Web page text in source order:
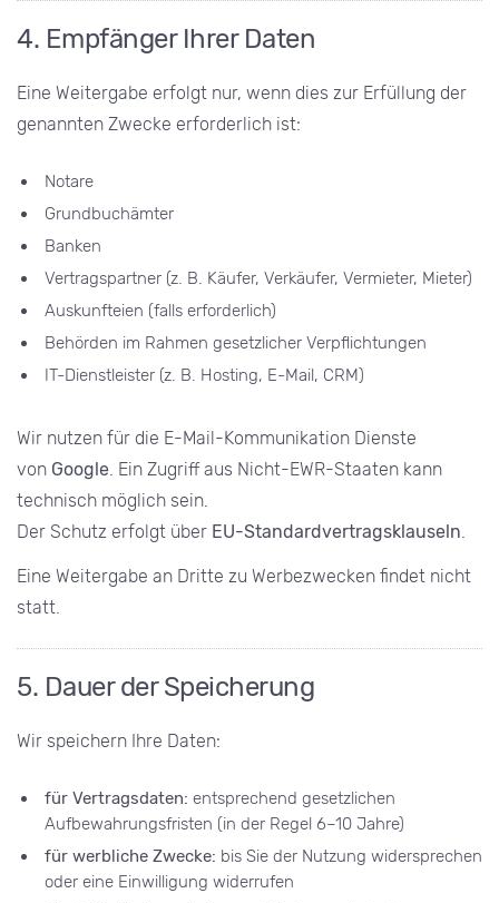
4. Empfänger Ihrer Daten
Eine Weitergabe erfolgt nur, wenn dies zur Erfüllung der
genannten Zwecke erforderlich ist:
Notare
Grundbuchämter
Banken
Vertragspartner (z. B. Käufer, Verkäufer, Vermieter, Mieter)
Auskunfteien (falls erforderlich)
Behörden im Rahmen gesetzlicher Verpflichtungen
IT-Dienstleister (z. B. Hosting, E-Mail, CRM)
Wir nutzen für die E-Mail-Kommunikation Dienste
von Google. Ein Zugriff aus Nicht-EWR-Staaten kann
technisch möglich sein.
Der Schutz erfolgt über EU-Standardvertragsklauseln.
Eine Weitergabe an Dritte zu Werbezwecken findet nicht
statt.
5. Dauer der Speicherung
Wir speichern Ihre Daten:
für Vertragsdaten: entsprechend gesetzlichen
Aufbewahrungsfristen (in der Regel 6–10 Jahre)
für werbliche Zwecke: bis Sie der Nutzung widersprechen
oder eine Einwilligung widerrufen